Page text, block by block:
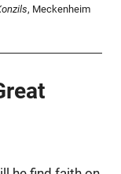
, Meckenheim